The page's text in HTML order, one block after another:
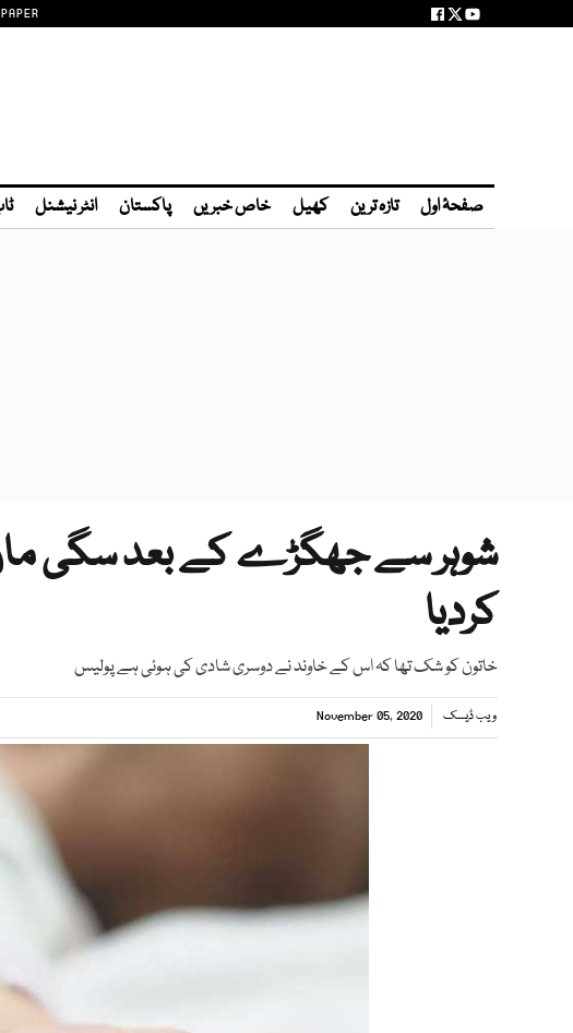
صفحۂ اول تازہ ترین کھیل خاص خبریں پاکستان انٹر نیشنل
کردیا
خاتون کو شک تھا کہ اس کے خاوند نے دوسری شادی کی ہوئی ہے پولیس
ویب ڈیسک November 05, 2020